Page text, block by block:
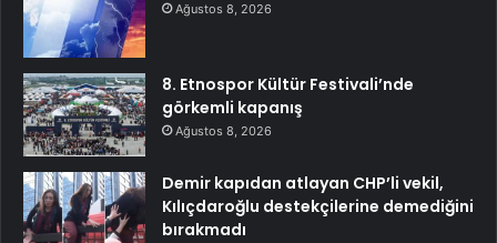
Ağustos 8, 2026
8. Etnospor Kültür Festivali’nde
görkemli kapanış
Ağustos 8, 2026
Demir kapıdan atlayan CHP’li vekil,
Kılıçdaroğlu destekçilerine demediğini
bırakmadı